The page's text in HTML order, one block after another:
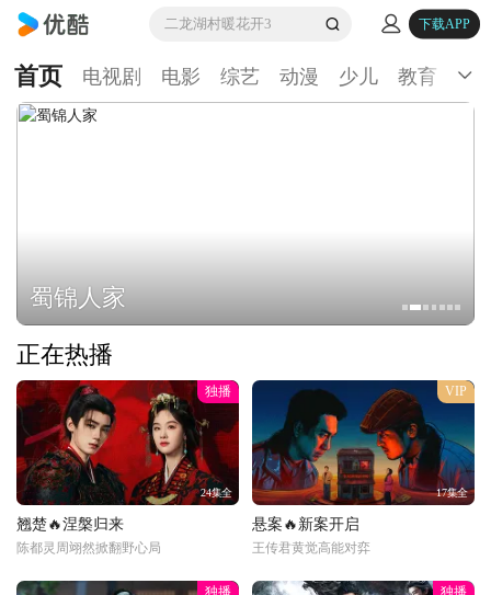
二龙湖村暖花开3 下载APP
首页 电视剧 电影 综艺 动漫 少儿 教育 生
蜀锦人家
正在热播
独播
24集全
翘楚🔥涅槃归来
陈都灵周翊然掀翻野心局
VIP
17集全
悬案🔥新案开启
王传君黄觉高能对弈